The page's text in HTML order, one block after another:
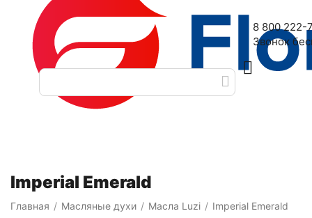
Наш адрес: 2-я Дубровская улица, 6
8 800 222-
Звонок
Imperial Emerald
Главная / Масляные духи / Масла Luzi / Imperial Emerald